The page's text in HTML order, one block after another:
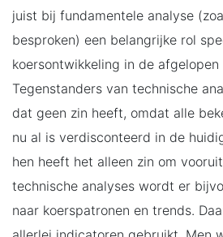
juist bij fundamentele analyse
besproken) een belangrijke rol
koersontwikkeling in de afgelopen
Tegenstanders van technische
dat geen zin heeft, omdat alle
nu al is verdisconteerd in de
hen heeft het alleen zin om
technische analyses wordt er
naar koerspatronen en trends.